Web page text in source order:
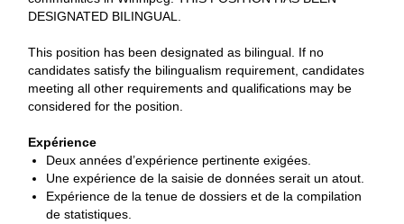
DESIGNATED BILINGUAL.
This position has been designated as bilingual. If no
candidates satisfy the bilingualism requirement, candidates
meeting all other requirements and qualifications may be
considered for the position.
Expérience
Deux années d’expérience pertinente exigées.
Une expérience de la saisie de données serait un atout.
Expérience de la tenue de dossiers et de la compilation
de statistiques.